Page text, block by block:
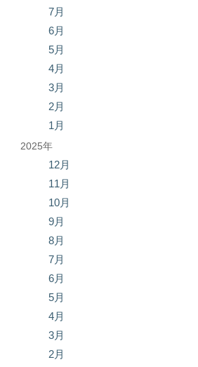
7月
6月
5月
4月
3月
2月
1月
2025年
12月
11月
10月
9月
8月
7月
6月
5月
4月
3月
2月